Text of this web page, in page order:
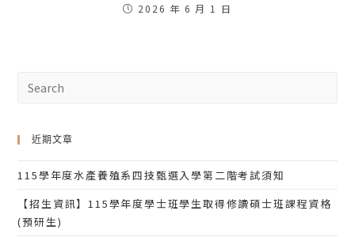
2026 年 6 月 1 日
近期文章
115學年度水產養殖系四技甄選入學第二階考試須知
【招生資訊】115學年度學士班學生取得修讀碩士班課程資格
(預研生)